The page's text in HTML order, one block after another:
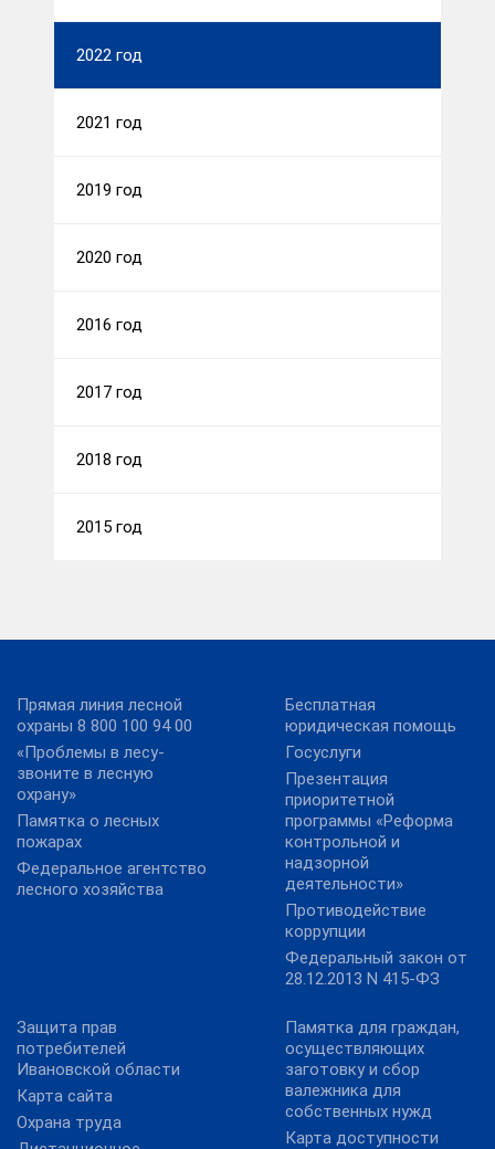
2022 год
2021 год
2019 год
2020 год
2016 год
2017 год
2018 год
2015 год
Прямая линия лесной
охраны 8 800 100 94 00
«Проблемы в лесу-
звоните в лесную
охрану»
Памятка о лесных
пожарах
Федеральное агентство
лесного хозяйства
Бесплатная
юридическая помощь
Госуслуги
Презентация
приоритетной
программы «Реформа
контрольной и
надзорной
деятельности»
Противодействие
коррупции
Федеральный закон от
28.12.2013 N 415-ФЗ
Защита прав
потребителей
Ивановской области
Карта сайта
Охрана труда
Памятка для граждан,
осуществляющих
заготовку и сбор
валежника для
собственных нужд
Карта доступности